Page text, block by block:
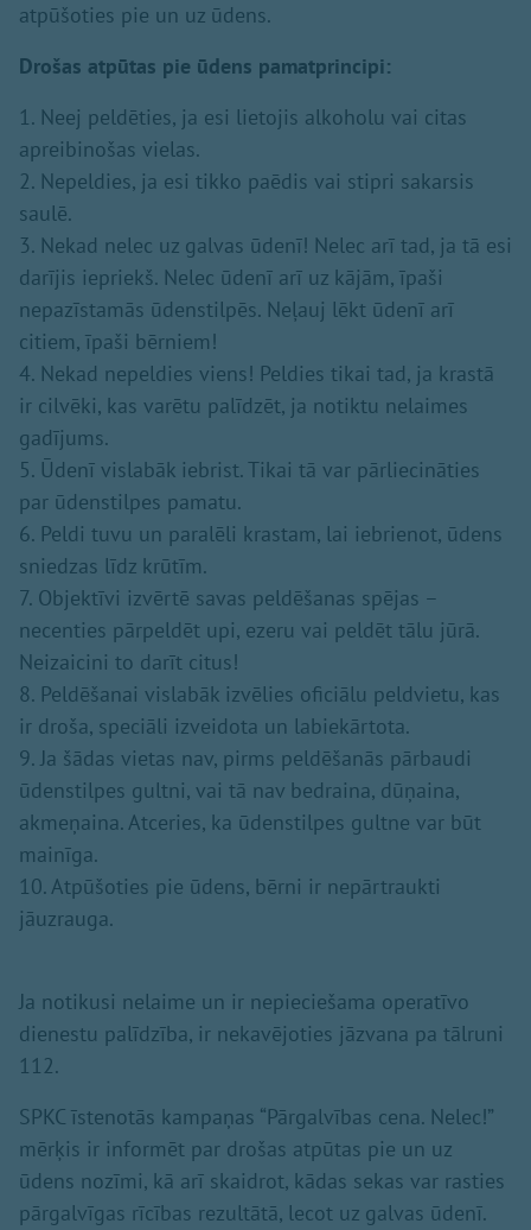
atpūšoties pie un uz ūdens.
Drošas atpūtas pie ūdens pamatprincipi:
1. Neej peldēties, ja esi lietojis alkoholu vai citas
apreibinošas vielas.
2. Nepeldies, ja esi tikko paēdis vai stipri sakarsis
saulē.
3. Nekad nelec uz galvas ūdenī! Nelec arī tad, ja tā esi
darījis iepriekš. Nelec ūdenī arī uz kājām, īpaši
nepazīstamās ūdenstilpēs. Neļauj lēkt ūdenī arī
citiem, īpaši bērniem!
4. Nekad nepeldies viens! Peldies tikai tad, ja krastā
ir cilvēki, kas varētu palīdzēt, ja notiktu nelaimes
gadījums.
5. Ūdenī vislabāk iebrist. Tikai tā var pārliecināties
par ūdenstilpes pamatu.
6. Peldi tuvu un paralēli krastam, lai iebrienot, ūdens
sniedzas līdz krūtīm.
7. Objektīvi izvērtē savas peldēšanas spējas –
necenties pārpeldēt upi, ezeru vai peldēt tālu jūrā.
Neizaicini to darīt citus!
8. Peldēšanai vislabāk izvēlies oficiālu peldvietu, kas
ir droša, speciāli izveidota un labiekārtota.
9. Ja šādas vietas nav, pirms peldēšanās pārbaudi
ūdenstilpes gultni, vai tā nav bedraina, dūņaina,
akmeņaina. Atceries, ka ūdenstilpes gultne var būt
mainīga.
10. Atpūšoties pie ūdens, bērni ir nepārtraukti
jāuzrauga.
Ja notikusi nelaime un ir nepieciešama operatīvo
dienestu palīdzība, ir nekavējoties jāzvana pa tālruni
112.
SPKC īstenotās kampaņas “Pārgalvības cena. Nelec!”
mērķis ir informēt par drošas atpūtas pie un uz
ūdens nozīmi, kā arī skaidrot, kādas sekas var rasties
pārgalvīgas rīcības rezultātā, lecot uz galvas ūdenī.